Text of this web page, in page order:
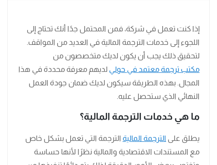
إذا كنت تعمل في شركة، فمن المحتمل جدًا أنك تحتاج إلى
اللجوء إلى خدمات الترجمة المالية في العديد من المواقف.
لتحقيق ذلك يجب أن يكون لديك متخصصون من
مكتب ترجمة معتمد في حولي لديهم معرفة محددة في هذا
المجال. بهذه الطريقة سيكون لديك ضمان جودة العمل
النهائي الذي ستحصل عليه.
ما هي خدمات الترجمة المالية؟
يطلق على الترجمة المالية الترجمة التي تعمل بشكل خاص
مع المستندات الاقتصادية والمالية نظرًا لأنها حساسة